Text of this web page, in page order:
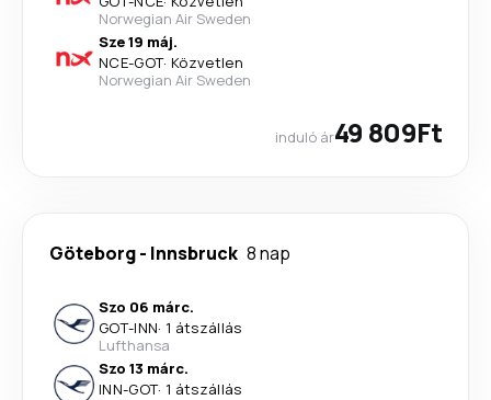
Norwegian Air Sweden
Sze 19 máj.
NCE-GOT· Közvetlen
Norwegian Air Sweden
induló ár49 809Ft
Göteborg- Innsbruck 8 nap
Szo 06 márc.
GOT-INN· 1 átszállás
Lufthansa
Szo 13 márc.
INN-GOT· 1 átszállás